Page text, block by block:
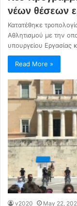
νέων θέσεων
Κατατέθηκε
Αθλητισμού με την
υπουργείου
Read More »
v2020 May 22,